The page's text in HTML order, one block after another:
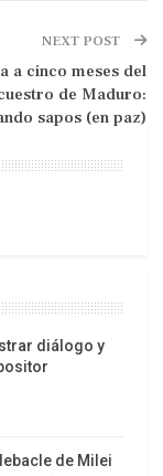
Wilde
solo
Quien le
como
NEXT POST
a cinco meses del
de Maduro:
sapos (en paz)
diálogo y
de Milei